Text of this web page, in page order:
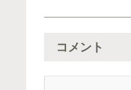
コメント